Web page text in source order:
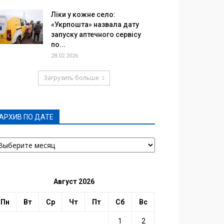
Ліки у кожне село:
«Укрпошта» назвала дату
запуску аптечного сервісу
по...
28.02.2026
Загрузить больше
ПО ДАТЕ
Август 2026
Пн Вт Ср Чт Пт Сб Вс
1 2